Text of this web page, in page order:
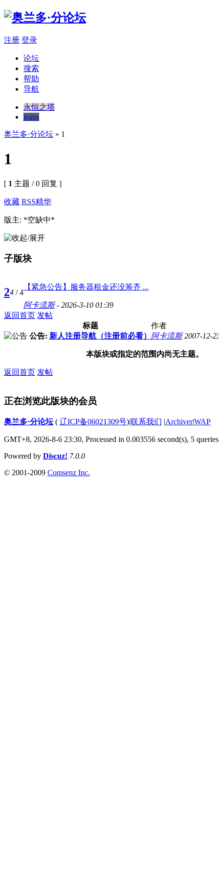
注册 登录
论坛
搜索
帮助
导航
永恒之塔
jeans
奥兰多·分论坛 » 1
1
[ 1 主题 / 0 回复 ]
收藏 RSS精华
版主: *空缺中*
子版块
24 / 4
【紧急公告】服务器租金还没筹齐 ...
阿卡流斯- 2026-3-10 01:39
返回首页 发帖
标题
作者
公告: 新人注册导航（注册前必看） 阿卡流斯 2007-12-
本版块或指定的范围内尚无主题。
返回首页 发帖
正在浏览此版块的会员
奥兰多·分论坛( 辽ICP备06021309号)|联系我们 |Archiver|WAP
GMT+8, 2026-8-6 23:30, Processed in 0.003556 second(s), 5 queries
Powered by Discuz! 7.0.0
© 2001-2009 Comsenz Inc.